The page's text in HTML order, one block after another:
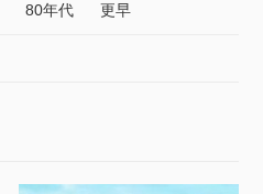
80年代 更早